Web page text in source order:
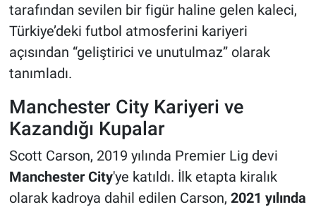
tarafından sevilen bir figür haline gelen kaleci,
Türkiye’deki futbol atmosferini kariyeri
açısından “geliştirici ve unutulmaz” olarak
tanımladı.
Manchester City Kariyeri ve
Kazandığı Kupalar
Scott Carson, 2019 yılında Premier Lig devi
Manchester City'ye katıldı. İlk etapta kiralık
olarak kadroya dahil edilen Carson, 2021 yılında